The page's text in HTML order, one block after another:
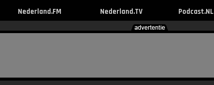
Nederland.FM Nederland.TV Podcast.NL